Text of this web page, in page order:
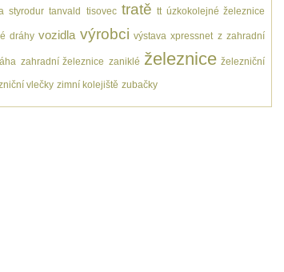
styrodur tanvald tisovec tratě tt úzkokolejné železnice
dráhy vozidla výrobci výstava xpressnet z zahradní
zahradní železnice zaniklé železnice železniční
vlečky zimní kolejiště zubačky